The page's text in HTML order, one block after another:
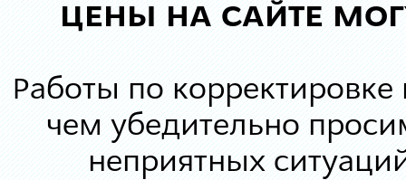
ЦЕНЫ НА САЙТЕ
Работы по корректировке
чем убедительно
неприятных